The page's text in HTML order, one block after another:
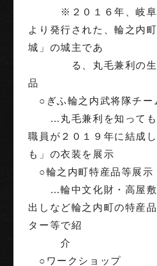
※２０１６年、岐阜
より発行された、輪之内
城」の城主であ
る、丸毛兼利の生涯
品
○ぎふ輪之内武将隊チー
…丸毛兼利を知っても
職員が２０１９年に結成
も」の衣装を展示
○輪之内町特産品等展示
…輪中文化財・高屋敷
出しなど輪之内町の特産
ター等で紹
介
○ワークショップ